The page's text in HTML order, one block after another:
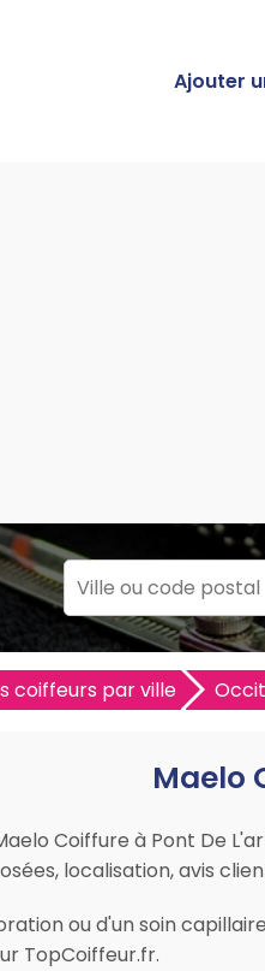
Ajouter
coiffeurs par ville
Maelo
Coiffure à Pont De
localisation, avis
ou d'un soin
TopCoiffeur.fr.